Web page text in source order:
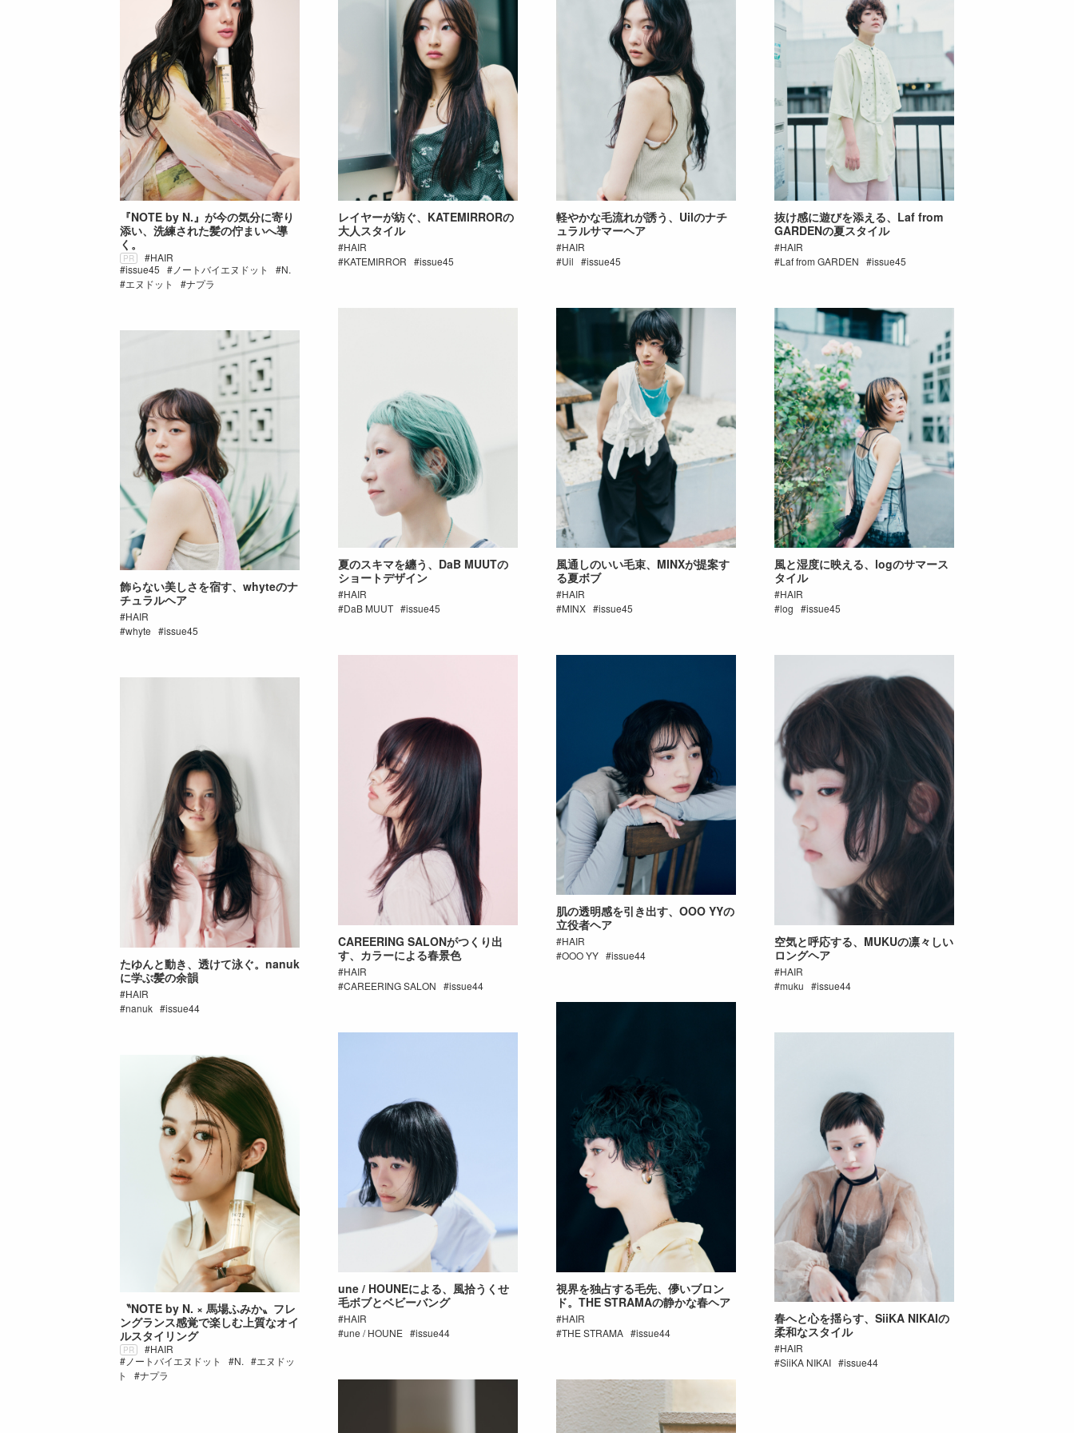
『NOTE by N.』が今の気分に寄り
添い、洗練された髪の佇まいへ導
く。
PR
HAIR
issue45
ノートバイエヌドット
N.
エヌドット
ナプラ
レイヤーが紡ぐ、KATEMIRRORの
大人スタイル
HAIR
KATEMIRROR
issue45
軽やかな毛流れが誘う、Uilのナチ
ュラルサマーヘア
HAIR
Uil
issue45
抜け感に遊びを添える、Laf from
GARDENの夏スタイル
HAIR
Laf from GARDEN
issue45
夏のスキマを纏う、DaB MUUTの
ショートデザイン
HAIR
DaB MUUT
issue45
風通しのいい毛束、MINXが提案す
る夏ボブ
HAIR
MINX
issue45
風と湿度に映える、logのサマース
タイル
HAIR
log
issue45
飾らない美しさを宿す、whyteのナ
チュラルヘア
HAIR
whyte
issue45
CAREERING SALONがつくり出
す、カラーによる春景色
HAIR
CAREERING SALON
issue44
肌の透明感を引き出す、OOO YYの
立役者ヘア
HAIR
OOO YY
issue44
空気と呼応する、MUKUの凛々しい
ロングヘア
HAIR
muku
issue44
たゆんと動き、透けて泳ぐ。nanuk
に学ぶ髪の余韻
HAIR
nanuk
issue44
視界を独占する毛先、儚いブロン
ド。THE STRAMAの静かな春ヘア
HAIR
THE STRAMA
issue44
une / HOUNEによる、風拾うくせ
毛ボブとベビーバング
HAIR
une / HOUNE
issue44
春へと心を揺らす、SiiKA NIKAIの
柔和なスタイル
HAIR
SiiKA NIKAI
issue44
〝NOTE by N. × 馬場ふみか〟フレ
ングランス感覚で楽しむ上質なオイ
ルスタイリング
PR
HAIR
ノートバイエヌドット
N.
エヌドッ
ト
ナプラ